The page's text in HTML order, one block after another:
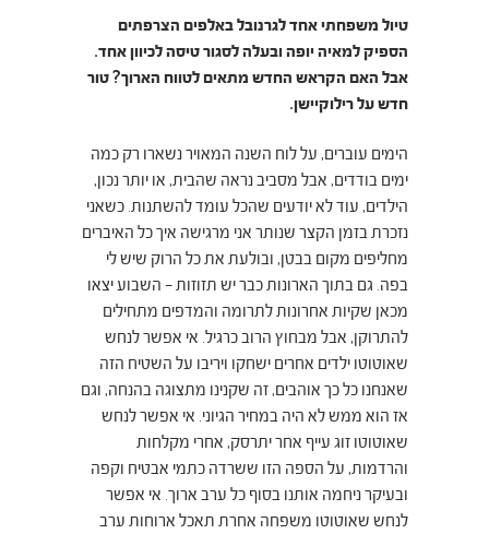
טיול משפחתי אחד לגרנובל באלפים הצרפתים
הספיק למאיה יופה ובעלה לסגור טיסה לכיוון אחד.
אבל האם הקראש החדש מתאים לטווח הארוך? טור
חדש על רילוקיישן.
הימים עוברים, על לוח השנה המאויר נשארו רק כמה
ימים בודדים, אבל מסביב נראה שהבית, או יותר נכון,
הילדים, עוד לא יודעים שהכל עומד להשתנות. כשאני
נזכרת בזמן הקצר שנותר אני מרגישה איך כל האיברים
מחליפים מקום בבטן, ובולעת את כל הרוק שיש לי
בפה. גם בתוך הארונות כבר יש תזוזות – השבוע יצאו
מכאן שקיות אחרונות לתרומה והמדפים מתחילים
להתרוקן, אבל מבחוץ הרוב כרגיל. אי אפשר לנחש
שאוטוטו ילדים אחרים ישחקו ויריבו על השטיח הזה
שאנחנו כל כך אוהבים, זה שקנינו מתצוגה בהנחה, וגם
אז הוא ממש לא היה במחיר הגיוני. אי אפשר לנחש
שאוטוטו זוג עייף אחר יתרסק, אחרי מקלחות
והרדמות, על הספה הזו ששרדה כתמי אבטיח וקפה
ובעיקר ניחמה אותנו בסוף כל ערב ארוך. אי אפשר
לנחש שאוטוטו משפחה אחרת תאכל ארוחות ערב